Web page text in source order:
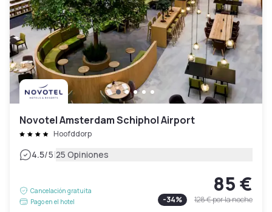
Novotel Amsterdam Schiphol Airport
Hoofddorp
4.5/5|25 Opiniones
Cancelación gratuita
Pago en el hotel
85 €
-34% 128 €por la noche